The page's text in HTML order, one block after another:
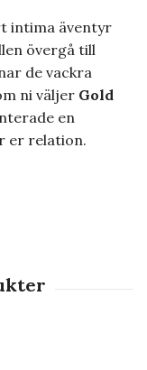
intima äventyr
övergå till
de vackra
ni väljer Gold
en
er relation.